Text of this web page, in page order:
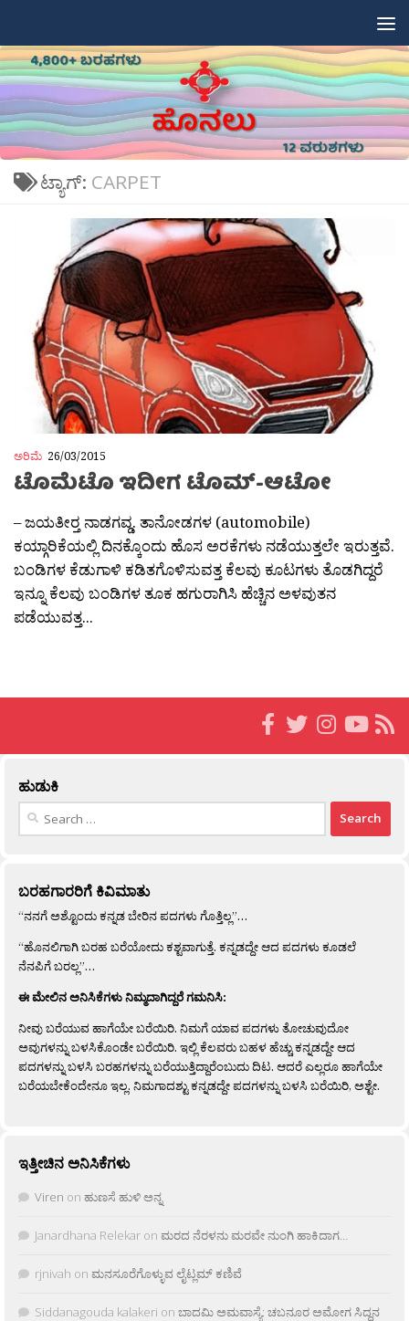
ಟ್ಯಾಗ್: CARPET
ಅರಿಮೆ 26/03/2015
ಟೊಮೆಟೊ ಇದೀಗ ಟೊಮ್-ಆಟೋ
– ಜಯತೀರ‍್ತ ನಾಡಗವ್ಡ. ತಾನೋಡಗಳ (automobile)
ಕಯ್ಗಾರಿಕೆಯಲ್ಲಿ ದಿನಕ್ಕೊಂದು ಹೊಸ ಅರಕೆಗಳು ನಡೆಯುತ್ತಲೇ ಇರುತ್ತವೆ.
ಬಂಡಿಗಳ ಕೆಡುಗಾಳಿ ಕಡಿತಗೊಳಿಸುವತ್ತ ಕೆಲವು ಕೂಟಗಳು ತೊಡಗಿದ್ದರೆ
ಇನ್ನೂ ಕೆಲವು ಬಂಡಿಗಳ ತೂಕ ಹಗುರಾಗಿಸಿ ಹೆಚ್ಚಿನ ಅಳವುತನ
ಪಡೆಯುವತ್ತ...
ಹುಡುಕಿ
Search
ಬರಹಗಾರರಿಗೆ ಕಿವಿಮಾತು
“ನನಗೆ ಅಶ್ಟೊಂದು ಕನ್ನಡ ಬೇರಿನ ಪದಗಳು ಗೊತ್ತಿಲ್ಲ”…
“ಹೊನಲಿಗಾಗಿ ಬರಹ ಬರೆಯೋದು ಕಶ್ಟವಾಗುತ್ತೆ. ಕನ್ನಡದ್ದೇ ಆದ ಪದಗಳು ಕೂಡಲೆ
ನೆನಪಿಗೆ ಬರಲ್ಲ”…
ಈ ಮೇಲಿನ ಅನಿಸಿಕೆಗಳು ನಿಮ್ಮದಾಗಿದ್ದರೆ ಗಮನಿಸಿ:
ನೀವು ಬರೆಯುವ ಹಾಗೆಯೇ ಬರೆಯಿರಿ. ನಿಮಗೆ ಯಾವ ಪದಗಳು ತೋಚುವುದೋ
ಅವುಗಳನ್ನು ಬಳಸಿಕೊಂಡೇ ಬರೆಯಿರಿ. ಇಲ್ಲಿ ಕೆಲವರು ಬಹಳ ಹೆಚ್ಚು ಕನ್ನಡದ್ದೇ ಆದ
ಪದಗಳನ್ನು ಬಳಸಿ ಬರಹಗಳನ್ನು ಬರೆಯುತ್ತಿದ್ದಾರೆಂಬುದು ದಿಟ. ಆದರೆ ಎಲ್ಲರೂ ಹಾಗೆಯೇ
ಬರೆಯಬೇಕೆಂದೇನೂ ಇಲ್ಲ. ನಿಮಗಾದಶ್ಟು ಕನ್ನಡದ್ದೇ ಪದಗಳನ್ನು ಬಳಸಿ ಬರೆಯಿರಿ, ಅಶ್ಟೇ.
ಇತ್ತೀಚಿನ ಅನಿಸಿಕೆಗಳು
Viren on ಹುಣಸೆ ಹುಳಿ ಅನ್ನ
Janardhana Relekar on ಮರದ ನೆರಳನು ಮರವೇ ನುಂಗಿ ಹಾಕಿದಾಗ…
rjnivah on ಮನಸೂರೆಗೊಳ್ಳುವ ಲೈಟ್ಲಮ್ ಕಣಿವೆ
Siddanagouda kalakeri on ಬಾದಮಿ ಅಮವಾಸ್ಯೆ: ಚಬನೂರ ಅಮೋಗ ಸಿದ್ದನ